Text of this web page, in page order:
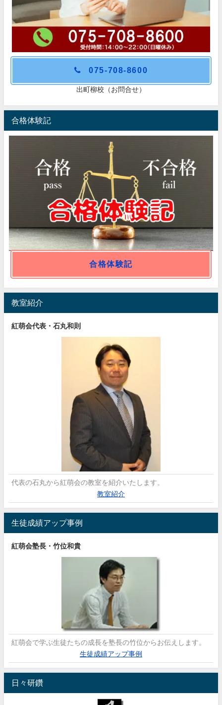
075-708-8600
出町柳校（お問合せ）
合格体験記
合格体験記
教室紹介
紅萌会代表・石丸和則
代表の石丸から紅萌会の教室を紹介いたします。
教室紹介
生徒成績アップ事例
紅萌会塾長・竹位和貴
紅萌会で学ぶ生徒たちの成長を塾長の竹位からお伝えします。
生徒成績アップ事例
日々研鑽